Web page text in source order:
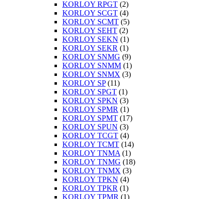
KORLOY RPGT (2)
KORLOY SCGT (4)
KORLOY SCMT (5)
KORLOY SEHT (2)
KORLOY SEKN (1)
KORLOY SEKR (1)
KORLOY SNMG (9)
KORLOY SNMM (1)
KORLOY SNMX (3)
KORLOY SP(11)
KORLOY SPGT (1)
KORLOY SPKN (3)
KORLOY SPMR (1)
KORLOY SPMT (17)
KORLOY SPUN (3)
KORLOY TCGT (4)
KORLOY TCMT (14)
KORLOY TNMA (1)
KORLOY TNMG (18)
KORLOY TNMX (3)
KORLOY TPKN (4)
KORLOY TPKR (1)
KORLOY TPMR (1)